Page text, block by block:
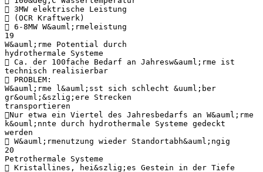
 3MW elektrische Leistung
 (OCR Kraftwerk)
 6-8MW W&auml;rmeleistung
19
W&auml;rme Potential durch
hydrothermale Systeme
 Ca. der 100fache Bedarf an Jahresw&auml;rme ist
technisch realisierbar
 PROBLEM:
W&auml;rme l&auml;sst sich schlecht &uuml;ber
gr&ouml;&szlig;ere Strecken
transportieren
Nur etwa ein Viertel des Jahresbedarfs an W&auml;rme
k&ouml;nnte durch hydrothermale Systeme gedeckt
werden
 W&auml;rmenutzung wieder Standortabh&auml;ngig
20
Petrothermale Systeme
 Kristallines, hei&szlig;es Gestein in der Tiefe